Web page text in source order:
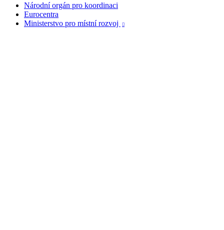
Národní orgán pro koordinaci
Eurocentra
Ministerstvo pro místní rozvoj
